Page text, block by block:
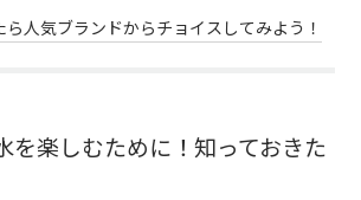
人気ブランドからチョイスしてみよう！
を楽しむために！知っておきた